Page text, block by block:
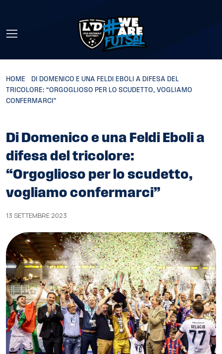
HOME
DI DOMENICO E UNA FELDI EBOLI A DIFESA DEL
TRICOLORE: “ORGOGLIOSO PER LO SCUDETTO, VOGLIAMO
CONFERMARCI”
Di Domenico e una Feldi Eboli a
difesa del tricolore:
“Orgoglioso per lo scudetto,
vogliamo confermarci”
13 SETTEMBRE 2023